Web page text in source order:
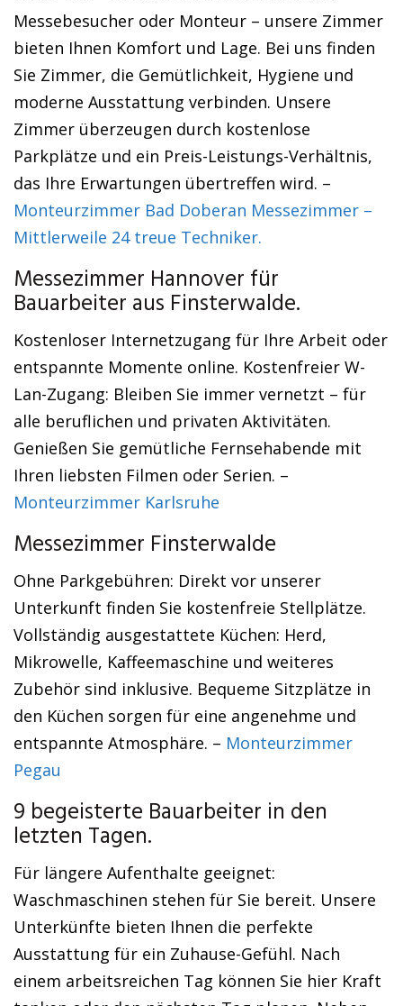
Messebesucher oder Monteur – unsere Zimmer
bieten Ihnen Komfort und Lage. Bei uns finden
Sie Zimmer, die Gemütlichkeit, Hygiene und
moderne Ausstattung verbinden. Unsere
Zimmer überzeugen durch kostenlose
Parkplätze und ein Preis-Leistungs-Verhältnis,
das Ihre Erwartungen übertreffen wird. –
Monteurzimmer Bad Doberan Messezimmer –
Mittlerweile 24 treue Techniker.
Messezimmer Hannover für
Bauarbeiter aus Finsterwalde.
Kostenloser Internetzugang für Ihre Arbeit oder
entspannte Momente online. Kostenfreier W-
Lan-Zugang: Bleiben Sie immer vernetzt – für
alle beruflichen und privaten Aktivitäten.
Genießen Sie gemütliche Fernsehabende mit
Ihren liebsten Filmen oder Serien. –
Monteurzimmer Karlsruhe
Messezimmer Finsterwalde
Ohne Parkgebühren: Direkt vor unserer
Unterkunft finden Sie kostenfreie Stellplätze.
Vollständig ausgestattete Küchen: Herd,
Mikrowelle, Kaffeemaschine und weiteres
Zubehör sind inklusive. Bequeme Sitzplätze in
den Küchen sorgen für eine angenehme und
entspannte Atmosphäre. – Monteurzimmer
Pegau
9 begeisterte Bauarbeiter in den
letzten Tagen.
Für längere Aufenthalte geeignet:
Waschmaschinen stehen für Sie bereit. Unsere
Unterkünfte bieten Ihnen die perfekte
Ausstattung für ein Zuhause-Gefühl. Nach
einem arbeitsreichen Tag können Sie hier Kraft